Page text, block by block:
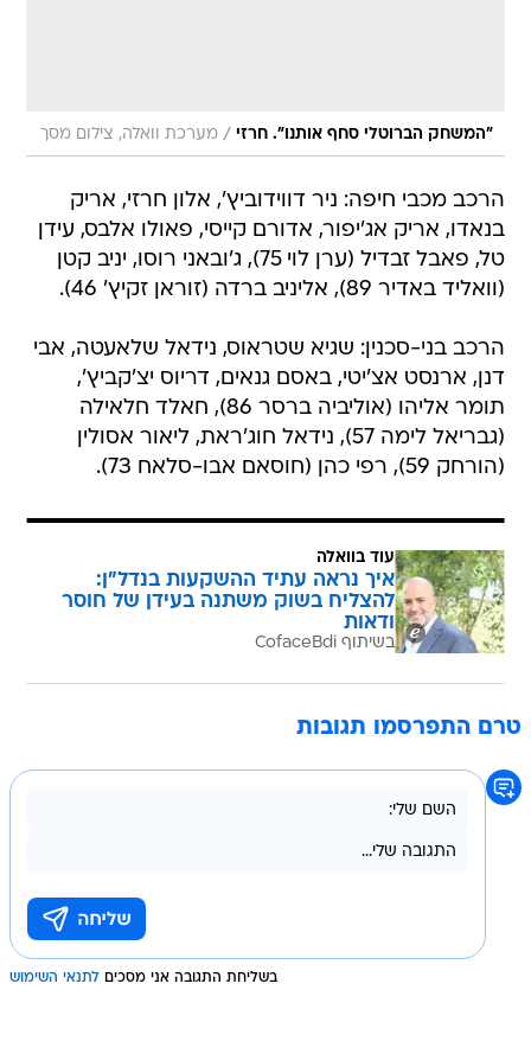
"המשחק הברוטלי סחף אותנו". חרזי / מערכת וואלה, צילום מסך
הרכב מכבי חיפה: ניר דווידוביץ', אלון חרזי, אריק
בנאדו, אריק אג'יפור, אדורם קייסי, פאולו אלבס, עידן
טל, פאבל זבדיל (ערן לוי 75), ג'ובאני רוסו, יניב קטן
(וואליד באדיר 89), אליניב ברדה (זוראן זקיץ' 46).
הרכב בני-סכנין: שגיא שטראוס, נידאל שלאעטה, אבי
דנן, ארנסט אצ'יטי, באסם גנאים, דריוס יצ'קביץ',
תומר אליהו (אוליביה ברסר 86), חאלד חלאילה
(גבריאל לימה 57), נידאל חוג'ראת, ליאור אסולין
(הורחק 59), רפי כהן (חוסאם אבו-סלאח 73).
עוד בוואלה
איך נראה עתיד ההשקעות בנדל"ן:
להצליח בשוק משתנה בעידן של חוסר
ודאות
בשיתוף CofaceBdi
טרם התפרסמו תגובות
בשליחת התגובה אני מסכים לתנאי השימוש